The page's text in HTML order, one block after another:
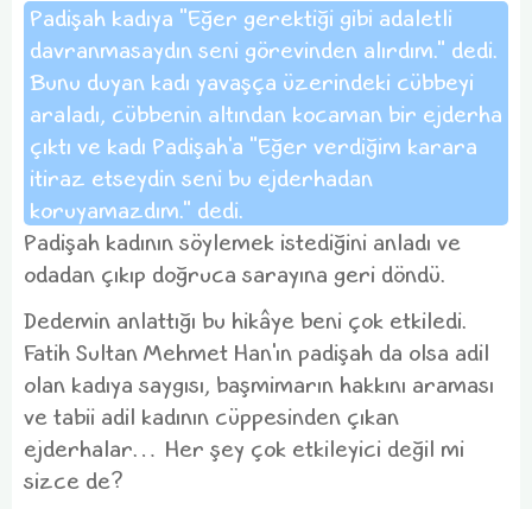
Padişah kadıya "Eğer gerektiği gibi adaletli
davranmasaydın seni görevinden alırdım." dedi.
Bunu duyan kadı yavaşça üzerindeki cübbeyi
araladı, cübbenin altından kocaman bir ejderha
çıktı ve kadı Padişah'a "Eğer verdiğim karara
itiraz etseydin seni bu ejderhadan
koruyamazdım." dedi.
Padişah kadının söylemek istediğini anladı ve
odadan çıkıp doğruca sarayına geri döndü.
Dedemin anlattığı bu hikâye beni çok etkiledi.
Fatih Sultan Mehmet Han'ın padişah da olsa adil
olan kadıya saygısı, başmimarın hakkını araması
ve tabii adil kadının cüppesinden çıkan
ejderhalar… Her şey çok etkileyici değil mi
sizce de?